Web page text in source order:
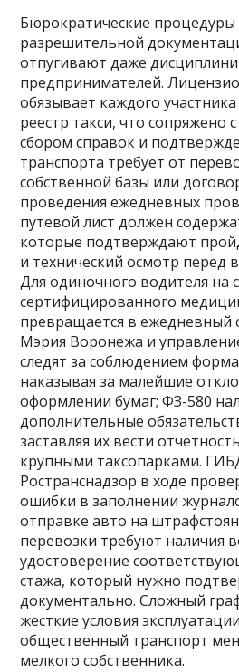
Бюрократические
разрешительной
отпугивают даже
предпринимателей.
обязывает каждого
реестр такси, что сопряжено
сбором справок и
транспорта требует от
собственной базы или
проведения ежедневных
путевой лист должен
которые подтверждают
и технический осмотр перед
Для одиночного водителя на
сертифицированного
превращается в ежедневный
Мэрия Воронежа и
следят за соблюдением
наказывая за малейшие
оформлении бумаг; ФЗ-580
дополнительные
заставляя их вести
крупными таксопарками.
Ространснадзор в ходе
ошибки в заполнении
отправке авто на
перевозки требуют наличия
удостоверение
стажа, который нужно
документально. Сложный
жесткие условия
общественный транспорт
мелкого собственника.